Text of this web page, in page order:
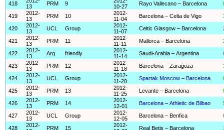
418
13
PRM 9
10-27
Rayo Vallecano – Barcelona
419
2012-
13
PRM 10
2012-
11-04
Barcelona – Celta de Vigo
420
2012-
13
UCL Group
2012-
11-07
Celtic Glasgow – Barcelona
421
2012-
13
PRM 11
2012-
11-11
Mallorca – Barcelona
422
2012-
13
Arg friendly
2012-
11-14
Saudi-Arabia – Argentina
423
2012-
13
PRM 12
2012-
11-18
Barcelona – Zaragoza
424
2012-
13
UCL Group
2012-
11-20
Spartak Moscow – Barcelona
425
2012-
13
PRM 13
2012-
11-25
Levante – Barcelona
426
2012-
13
PRM 14
2012-
12-01
Barcelona – Athletic de Bilbao
427
2012-
13
UCL Group
2012-
12-05
Barcelona – Benfica
428
2012-
PRM 15
2012-
Real Betis – Barcelona